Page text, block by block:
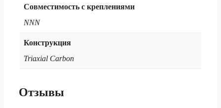
Совместимость с креплениями
NNN
Конструкция
Triaxial Carbon
Отзывы